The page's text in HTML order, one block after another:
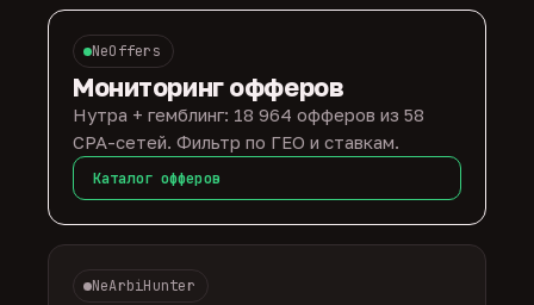
NeOffers
Мониторинг офферов
Нутра + гемблинг: 18 964 офферов из 58
CPA-сетей. Фильтр по ГЕО и ставкам.
Каталог офферов
NeArbiHunter